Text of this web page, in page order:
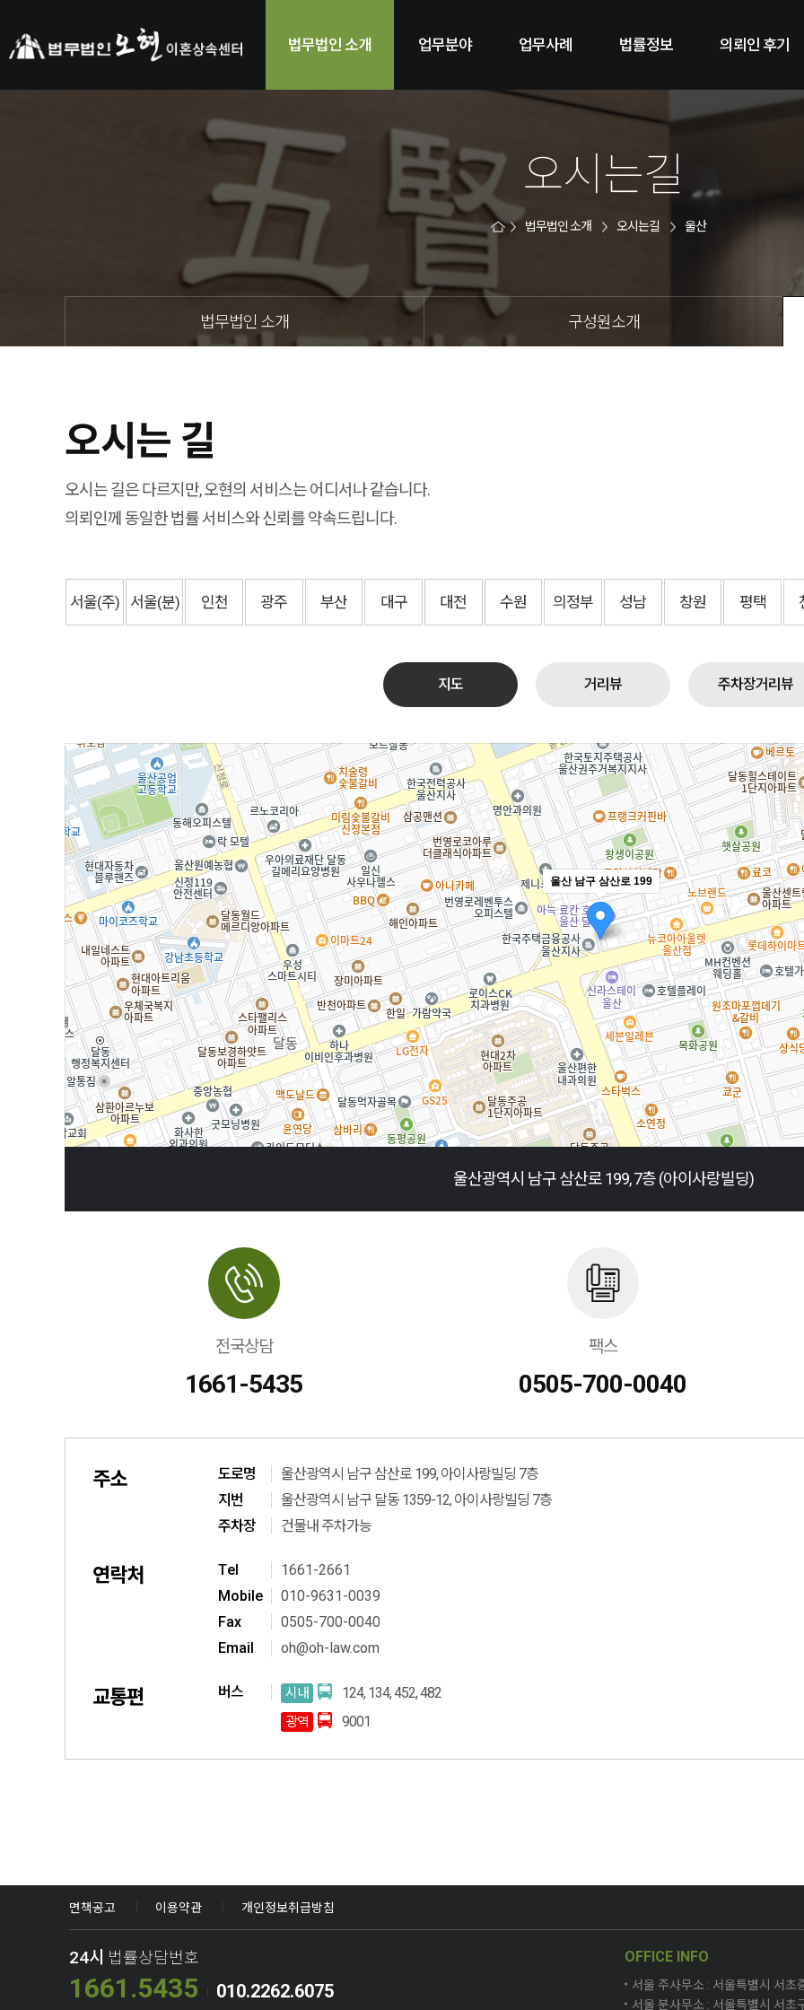
법무법인 소개 업무분야 업무사례 법률정보 의뢰인 후기
오시는길
법무법인 소개 오시는길 울산
법무법인 소개 구성원소개
오시는 길
오시는 길은 다르지만, 오현의 서비스는 어디서나 같습니다.
의뢰인께 동일한 법률 서비스와 신뢰를 약속드립니다.
서울(주) 서울(분) 인천 광주 부산 대구 대전 수원 의정부 성남 창원 평택
지도 거리뷰 주차장거리뷰
울산 남구 삼산로 199
주소
울산 남구 삼산로 199
전화
-
울산광역시 남구 삼산로 199, 7층 (아이사랑빌딩)
전국상담
1661-5435
팩스
0505-700-0040
주소 도로명
울산광역시 남구 삼산로 199, 아이사랑빌딩 7층
지번
울산광역시 남구 달동 1359-12, 아이사랑빌딩 7층
주차장
건물내 주차가능
연락처 Tel
1661-2661
Mobile
010-9631-0039
Fax
0505-700-0040
Email oh@oh-law.com
교통편 버스 시내 124, 134, 452, 482
광역 9001
면책공고 이용약관 개인정보취급방침
24시 법률상담번호
1661.5435 010.2262.6075
OFFICE INFO
서울 주사무소 : 서울특별시 서
서울 분사무소 : 서울특별시 서